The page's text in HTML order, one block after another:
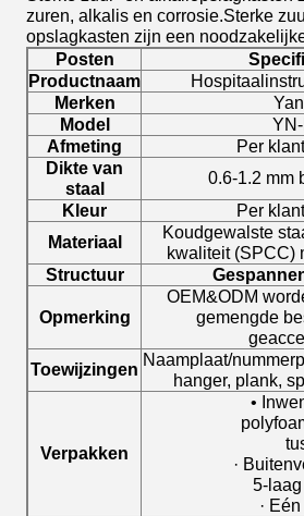
zuren, alkalis en corrosie.Sterke
opslagkasten zijn een
Posten
Productnaam
Merken
Model
Afmeting
Per
Dikte van
staal
0.6-1.2 mm
Kleur
Per
Materiaal
Koudgewalste
kwaliteit (SPCC)
Structuur
Opmerking
OEM&ODM
gemengde
Toewijzingen Naamplaat/
hanger, plank,
Verpakken
•
·
5-
·